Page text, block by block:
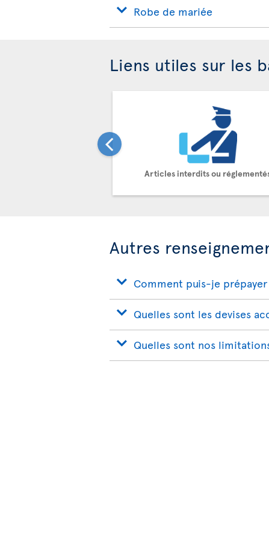
Robe de mariée
Liens utiles sur les
Articles interdits ou
Autres
Comment puis-je
Quelles sont les devises
Quelles sont nos